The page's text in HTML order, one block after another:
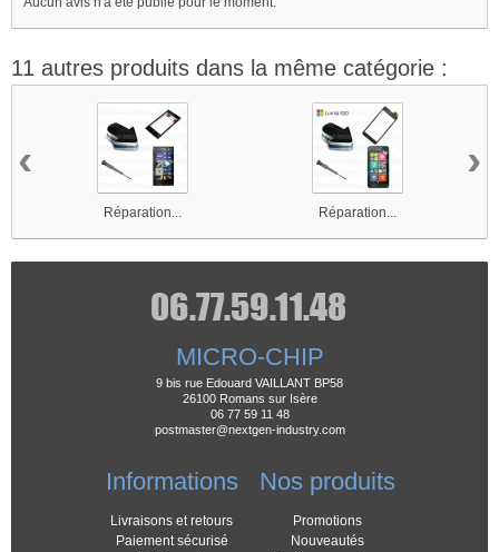
11 autres produits dans la même catégorie :
Réparation... Réparation...
‹ ›
MICRO-CHIP
9 bis rue Edouard VAILLANT BP58
26100 Romans sur Isère
06 77 59 11 48
postmaster@nextgen-industry.com
Informations
Livraisons et retours
Paiement sécurisé
Nos produits
Promotions
Nouveautés